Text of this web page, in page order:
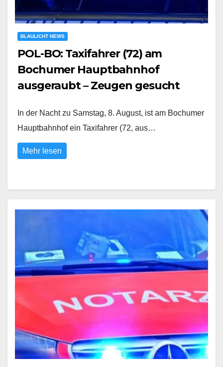
BLAULICHT NEWS
POL-BO: Taxifahrer (72) am
Bochumer Hauptbahnhof
ausgeraubt – Zeugen gesucht
In der Nacht zu Samstag, 8. August, ist am Bochumer
Hauptbahnhof ein Taxifahrer (72, aus…
Mehr lesen